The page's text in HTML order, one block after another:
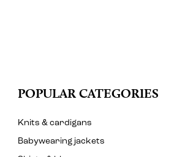
POPULAR CATEGORIES
Knits & cardigans
Babywearing jackets